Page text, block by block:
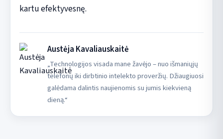
kartu efektyvesnę.
Austėja Kavaliauskaitė
„Technologijos visada mane žavėjo – nuo išmaniųjų
telefonų iki dirbtinio intelekto proveržių. Džiaugiuosi
galėdama dalintis naujienomis su jumis kiekvieną
dieną.“